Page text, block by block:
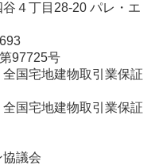
４丁目28-20 パレ・エ
97725号
国宅地建物取引業保証
国宅地建物取引業保証
協議会